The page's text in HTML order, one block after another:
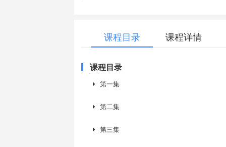
课程目录 课程详情
课程目录
第一集
第二集
第三集